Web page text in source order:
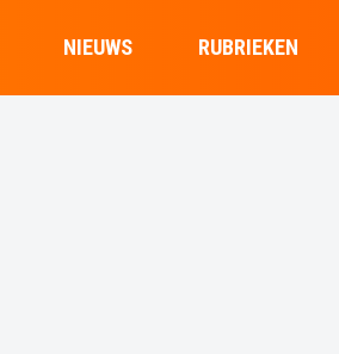
NIEUWS RUBRIEKEN